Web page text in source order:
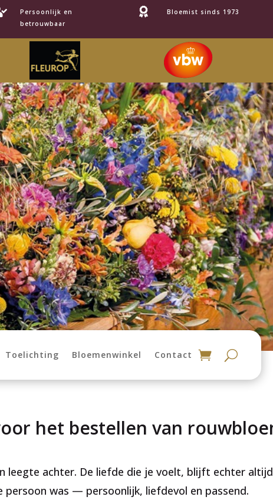
Persoonlijk en
betrouwbaar
 Bloemist sinds 1973
Toelichting Bloemenwinkel Contact
het bestellen van
leegte achter. De liefde die je voelt, blijft echter
was — persoonlijk, liefdevol en passend.